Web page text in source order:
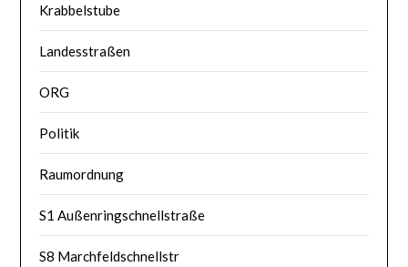
Krabbelstube
Landesstraßen
ORG
Politik
Raumordnung
S1 Außenringschnellstraße
S8 Marchfeldschnellstr